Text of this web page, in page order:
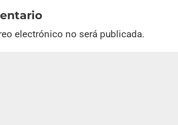
electrónico no será publicada.